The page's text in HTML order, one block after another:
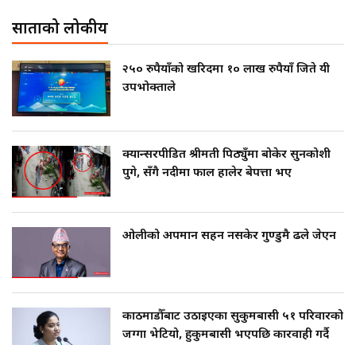
साताको लोकप्रीय
२५० रुपैयाँको खरिदमा १० लाख रुपैयाँ जिते यी
उपभोक्ताले
क्यान्सरपीडित श्रीमती पिठ्युँमा बोकेर सुनकोशी
पुगे, सँगै नदीमा फाल हालेर बेपत्ता भए
ओलीको अपमान सहन नसकेर गुण्डुमै ढले जेएन
काठमाडौँबाट उठाइएका सुकुमबासी ५१ परिवारको
जग्गा भेटियो, हुकुमबासी भएपछि कारवाही गर्दै